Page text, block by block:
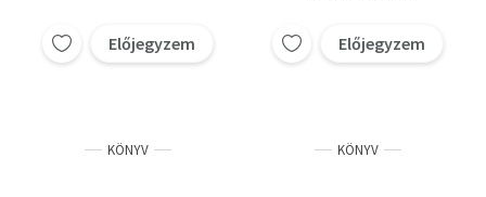
Előjegyzem Előjegyzem
KÖNYV KÖNYV